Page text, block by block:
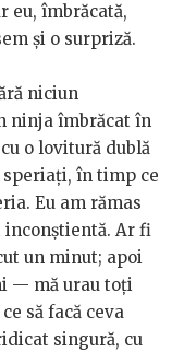
eu, îmbrăcată,
şi o surpriză.
niciun
ninja îmbrăcat în
o lovitură dublă
în timp ce
Eu am rămas
inconştientă. Ar fi
un minut; apoi
— mă urau toţi
să facă ceva
singură, cu